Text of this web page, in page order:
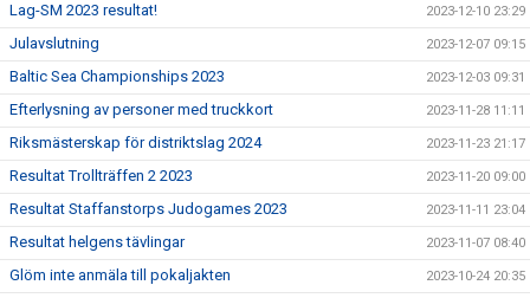
Lag-SM 2023 resultat! 2023-12-10 23:29
Julavslutning 2023-12-07 09:15
Baltic Sea Championships 2023 2023-12-03 09:31
Efterlysning av personer med truckkort 2023-11-28 11:11
Riksmästerskap för distriktslag 2024 2023-11-23 21:17
Resultat Trollträffen 2 2023 2023-11-20 09:00
Resultat Staffanstorps Judogames 2023 2023-11-11 23:04
Resultat helgens tävlingar 2023-11-07 08:40
Glöm inte anmäla till pokaljakten 2023-10-24 20:35